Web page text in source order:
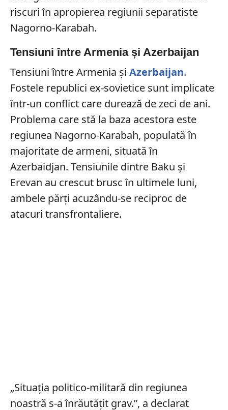
riscuri în apropierea regiunii separatiste
Nagorno-Karabah.
Tensiuni între Armenia și Azerbaijan
Tensiuni între Armenia și Azerbaijan.
Fostele republici ex-sovietice sunt implicate
într-un conflict care durează de zeci de ani.
Problema care stă la baza acestora este
regiunea Nagorno-Karabah, populată în
majoritate de armeni, situată în
Azerbaidjan. Tensiunile dintre Baku și
Erevan au crescut brusc în ultimele luni,
ambele părți acuzându-se reciproc de
atacuri transfrontaliere.
„Situația politico-militară din regiunea
noastră s-a înrăutățit grav.”, a declarat